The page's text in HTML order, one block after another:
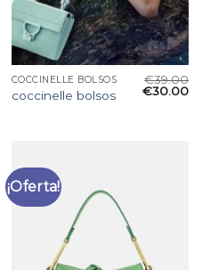
COCCINELLE BOLSOS
coccinelle bolsos
€39.00
€30.00
¡Oferta!